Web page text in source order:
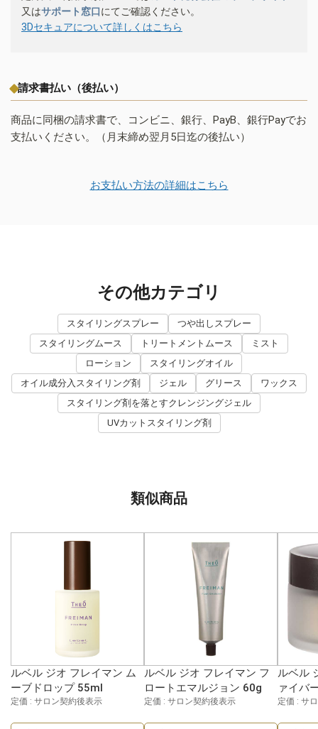
又はサポート窓口にてご確認ください。
3Dセキュアについて詳しくはこちら
請求書払い（後払い）
商品に同梱の請求書で、コンビニ、銀行、PayB、銀行Payでお
支払いください。（月末締め翌月5日迄の後払い）
お支払い方法の詳細はこちら
その他カテゴリ
スタイリングスプレー
つや出しスプレー
スタイリングムース
トリートメントムース
ミスト
ローション
スタイリングオイル
オイル成分入スタイリング剤
ジェル グリース
ワックス
スタイリング剤を落とすクレンジングジェル
UVカットスタイリング剤
類似商品
ルベル ジオ フレイマン ム
ーブドロップ 55ml
定価 : サロン契約後表示
ルベル ジオ フレイマン フ
ロートエマルジョン 60g
定価 : サロン契約後表示
ルベル
ァイバ
定価 : サ